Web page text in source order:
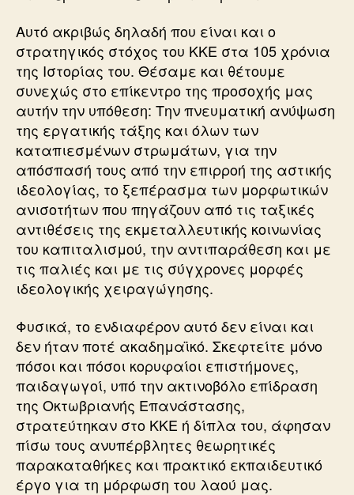
Αυτό ακριβώς δηλαδή που είναι και ο
στρατηγικός στόχος του ΚΚΕ στα 105 χρόνια
της Ιστορίας του. Θέσαμε και θέτουμε
συνεχώς στο επίκεντρο της προσοχής μας
αυτήν την υπόθεση: Την πνευματική ανύψωση
της εργατικής τάξης και όλων των
καταπιεσμένων στρωμάτων, για την
απόσπασή τους από την επιρροή της αστικής
ιδεολογίας, το ξεπέρασμα των μορφωτικών
ανισοτήτων που πηγάζουν από τις ταξικές
αντιθέσεις της εκμεταλλευτικής κοινωνίας
του καπιταλισμού, την αντιπαράθεση και με
τις παλιές και με τις σύγχρονες μορφές
ιδεολογικής χειραγώγησης.
Φυσικά, το ενδιαφέρον αυτό δεν είναι και
δεν ήταν ποτέ ακαδημαϊκό. Σκεφτείτε μόνο
πόσοι και πόσοι κορυφαίοι επιστήμονες,
παιδαγωγοί, υπό την ακτινοβόλο επίδραση
της Οκτωβριανής Επανάστασης,
στρατεύτηκαν στο ΚΚΕ ή δίπλα του, άφησαν
πίσω τους ανυπέρβλητες θεωρητικές
παρακαταθήκες και πρακτικό εκπαιδευτικό
έργο για τη μόρφωση του λαού μας.